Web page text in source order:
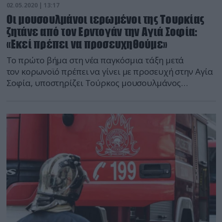
02.05.2020 | 13:17
Οι μουσουλμάνοι ιερωμένοι της Τουρκίας
ζητάνε από τον Ερντογάν την Αγιά Σοφία:
«Εκεί πρέπει να προσευχηθούμε»
Το πρώτο βήμα στη νέα παγκόσμια τάξη μετά
τον κορωνοϊό πρέπει να γίνει με προσευχή στην Αγία
Σοφία, υποστηρίζει Τούρκος μουσουλμάνος
ιστορικό μνημείο, ώστε να γίνει μουσουλμανική
προσευχή την πρώτη Παρασκευή μετά την άρση των
μέτρων για τον κορωνοϊό, όπως έκανε και […]